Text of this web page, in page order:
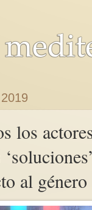
los
al género